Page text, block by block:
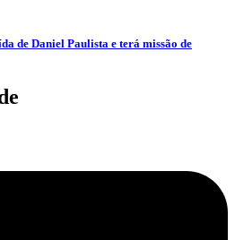
de Daniel Paulista e terá missão de